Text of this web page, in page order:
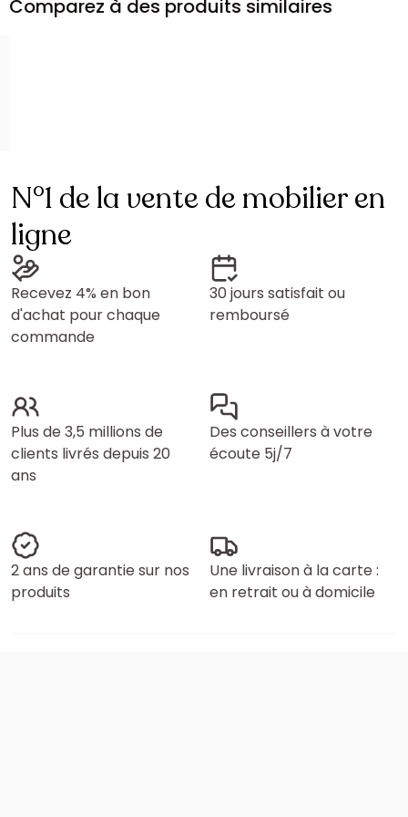
Comparez à des produits similaires
N°1 de la vente de mobilier en
ligne
Recevez 4% en bon
d'achat pour chaque
commande
30 jours satisfait ou
remboursé
Plus de 3,5 millions de
clients livrés depuis 20
ans
Des conseillers à votre
écoute 5j/7
2 ans de garantie sur nos
produits
Une livraison à la carte :
en retrait ou à domicile